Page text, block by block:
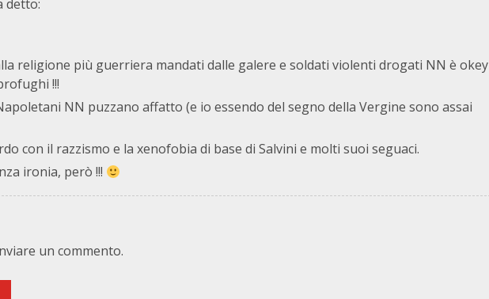
detto:
religione più guerriera mandati dalle galere e soldati violenti drogati NN è okey
!!!
NN puzzano affatto (e io essendo del segno della Vergine sono assai
con il razzismo e la xenofobia di base di Salvini e molti suoi seguaci.
ironia, però !!!
un commento.